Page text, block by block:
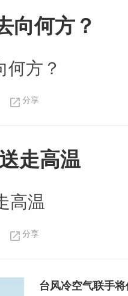
向何方？
何方？
分享
走高温
高温
分享
台风冷空气联手